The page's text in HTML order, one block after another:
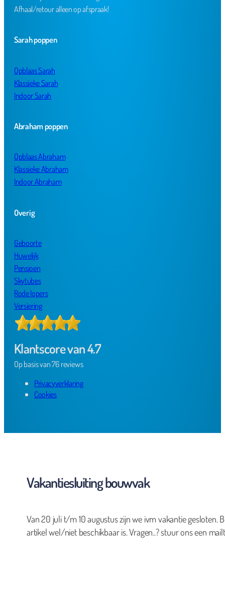
Afhaal/retour alleen op afspraak!
Sarah poppen
Opblaas Sarah
Klassieke Sarah
Indoor Sarah
Abraham poppen
Opblaas Abraham
Klassieke Abraham
Indoor Abraham
Overig
Geboorte
Huwelijk
Pensioen
Skytubes
Rode lopers
Versiering
Klantscore van 4.7
Op basis van 76 reviews
Privacyverklaring
Cookies
Vakantiesluiting bouwvak
Van 20 juli t/m 10 augustus zijn we ivm vakantie gesloten.
artikel wel/niet beschikbaar is. Vragen..? stuur ons een